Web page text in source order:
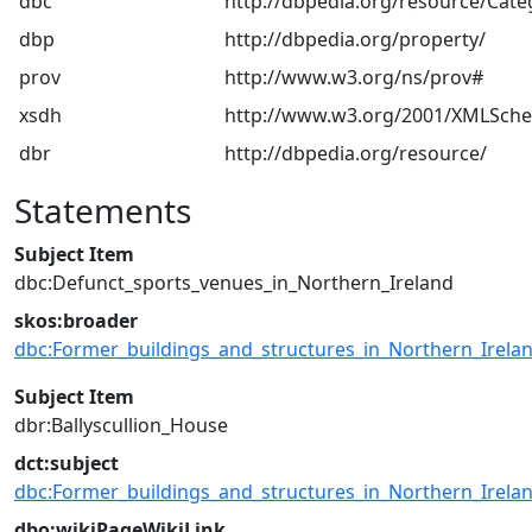
dbp
http://dbpedia.org/property/
prov
http://www.w3.org/ns/prov#
xsdh
http://www.w3.org/2001/
dbr
http://dbpedia.org/resource/
Statements
Subject Item
dbc:Defunct_sports_venues_in_Northern_Ireland
skos:broader
Subject Item
dbr:Ballyscullion_House
dct:subject